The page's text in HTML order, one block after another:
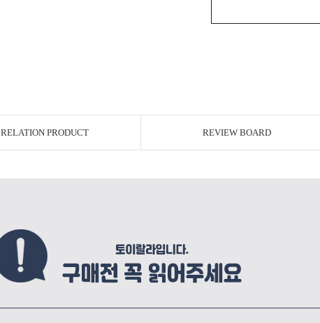
RELATION PRODUCT REVIEW BOARD